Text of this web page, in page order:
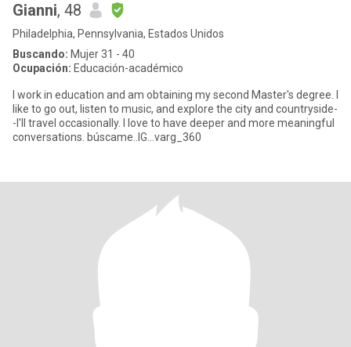
Gianni, 48
Philadelphia, Pennsylvania, Estados Unidos
Buscando: Mujer 31 - 40
Ocupación: Educación-académico
I work in education and am obtaining my second Master's degree. I
like to go out, listen to music, and explore the city and countryside-
-I'll travel occasionally. I love to have deeper and more meaningful
conversations. búscame..IG...varg_360